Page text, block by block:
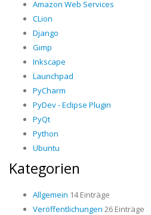
Amazon Web Services
CLion
Django
Gimp
Inkscape
Launchpad
PyCharm
PyDev - Eclipse Plugin
PyQt
Python
Ubuntu
Kategorien
Allgemein 14 Einträge
Veröffentlichungen 26 Einträge